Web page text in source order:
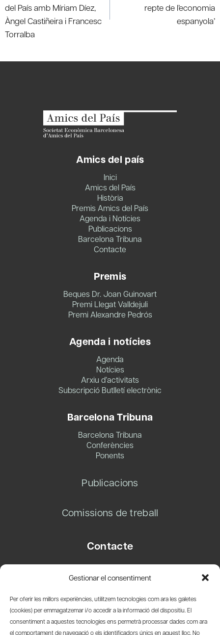
Gestionar el consentiment
Per oferir les millors experiències, utilitzem tecnologies com ara les galetes
(cookies) per emmagatzemar i/o accedir a la informació del dispositiu. El
consentiment a aquestes tecnologies ens permetrà processar dades com ara
el comportament de navegació o els identificadors únics en aquest lloc. No
del País amb Míriam Díez,
Àngel Castiñeira i Francesc
Torralba
repte de l’economia
espanyola’
Amics del país
Inici
Amics del País
Història
Premis Amics del País
Agenda i Notícies
Publicacions
Barcelona Tribuna
Contacte
Premis
Beques Dr. Joan Guinovart
Premi Llegat Valldejuli
Premi Alexandre Pedrós
Agenda i notícies
Agenda
Notícies
Arxiu d’activitats
Subscripció Butlletí electrònic
Barcelona Tribuna
Barcelona Tribuna
Conferències
Ponents
Publicacions
Comissions de treball
Contacte
08003 Barcelona
info@amicsdelpais.com
Suscripció Newsletter